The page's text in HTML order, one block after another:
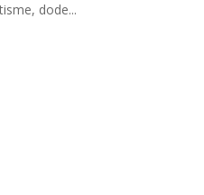
dode...